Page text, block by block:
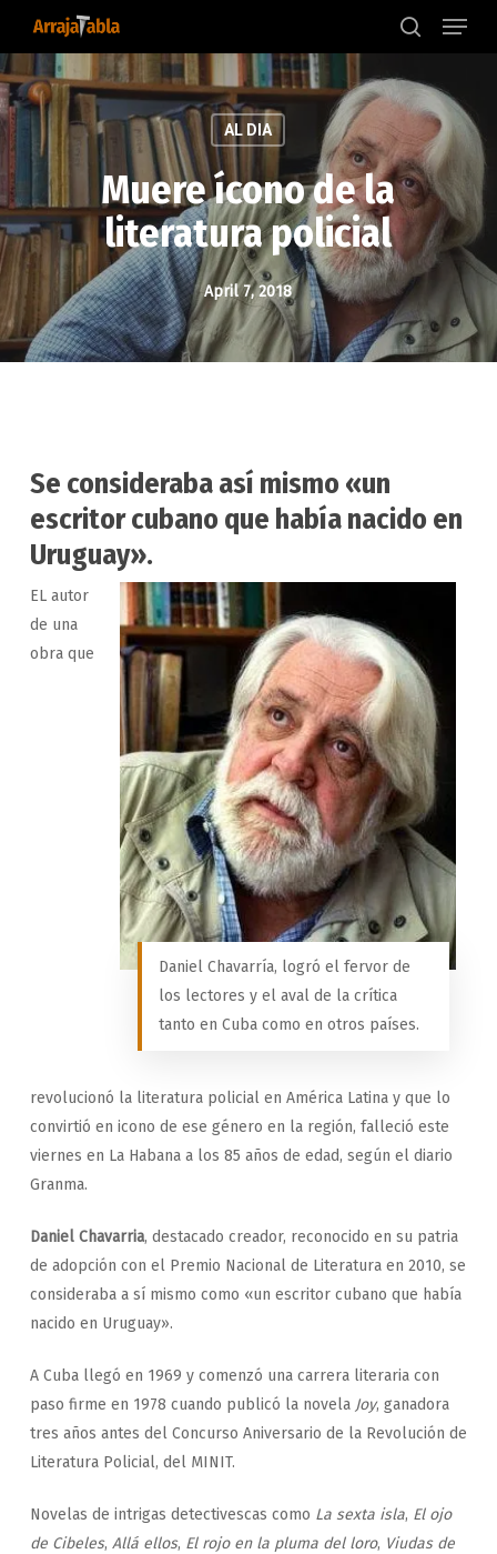
main
content
Menu
AL DIA
Muere ícono de la
literatura policial
April 7, 2018
Se consideraba así mismo «un
escritor cubano que había nacido en
Uruguay».
Daniel Chavarría, logró el fervor de
los lectores y el aval de la crítica
tanto en Cuba como en otros países.
EL autor
de una
obra que
revolucionó la literatura policial en América Latina y que lo
convirtió en icono de ese género en la región, falleció este
viernes en La Habana a los 85 años de edad, según el diario
Granma.
Daniel Chavarria, destacado creador, reconocido en su patria
de adopción con el Premio Nacional de Literatura en 2010, se
consideraba a sí mismo como «un escritor cubano que había
nacido en Uruguay».
A Cuba llegó en 1969 y comenzó una carrera literaria con
paso firme en 1978 cuando publicó la novela Joy, ganadora
tres años antes del Concurso Aniversario de la Revolución de
Literatura Policial, del MINIT.
Novelas de intrigas detectivescas como La sexta isla, El ojo
de Cibeles, Allá ellos, El rojo en la pluma del loro, Viudas de